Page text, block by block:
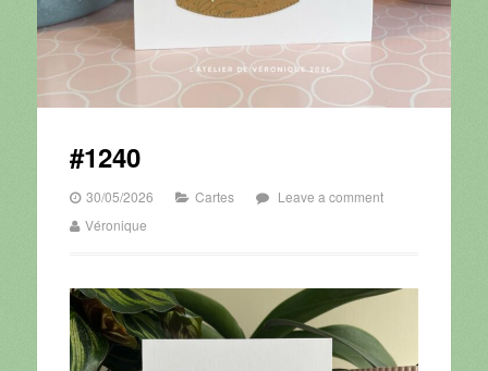
#1240
30/05/2026 Cartes
Leave a comment
Véronique